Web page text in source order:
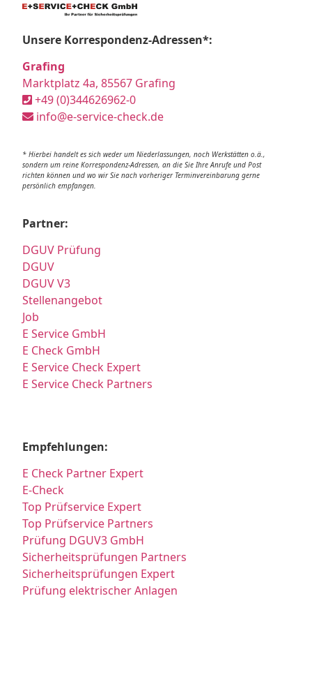
Unsere Korrespondenz-Adressen*:
Grafing
Marktplatz 4a, 85567 Grafing
+49 (0)344626962-0
info@e-service-check.de
* Hierbei handelt es sich weder um Niederlassungen, noch Werkstätten o.ä.,
sondern um reine Korrespondenz-Adressen, an die Sie Ihre Anrufe und Post
richten können und wo wir Sie nach vorheriger Terminvereinbarung gerne
persönlich empfangen.
Partner:
DGUV Prüfung
DGUV
DGUV V3
Stellenangebot
Job
E Service GmbH
E Check GmbH
E Service Check Expert
E Service Check Partners
Empfehlungen:
E Check Partner Expert
E-Check
Top Prüfservice Expert
Top Prüfservice Partners
Prüfung DGUV3 GmbH
Sicherheitsprüfungen Partners
Sicherheitsprüfungen Expert
Prüfung elektrischer Anlagen